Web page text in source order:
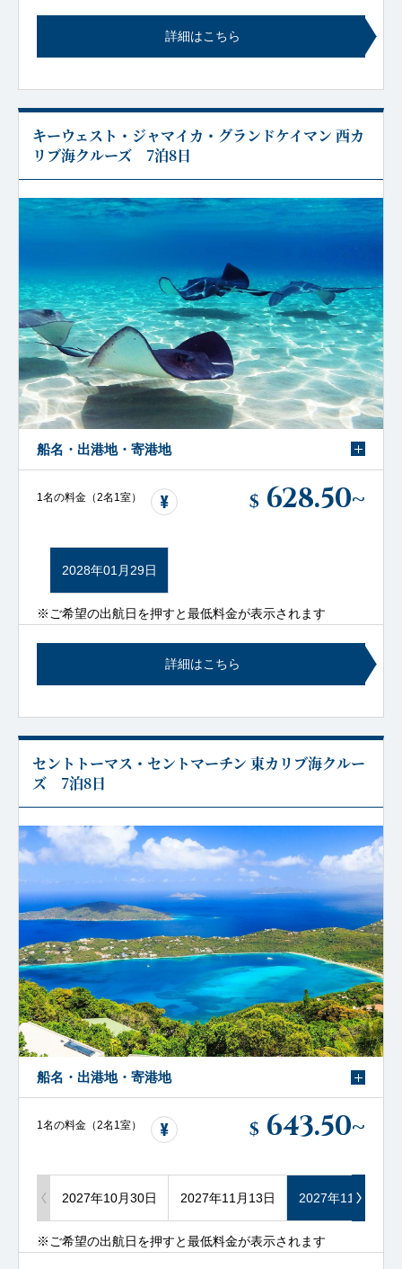
詳細はこちら
キーウェスト・ジャマイカ・グランドケイマン 西カ
リブ海クルーズ 7泊8日
船名・出港地・寄港地
1名の料金（2名1室） $ 628.50~
2028年01月29日
※ご希望の出航日を押すと最低料金が表示されます
詳細はこちら
セントトーマス・セントマーチン 東カリブ海クルー
ズ 7泊8日
船名・出港地・寄港地
1名の料金（2名1室） $ 643.50~
2027年10月30日 2027年11月13日 2027年11月27日
※ご希望の出航日を押すと最低料金が表示されます